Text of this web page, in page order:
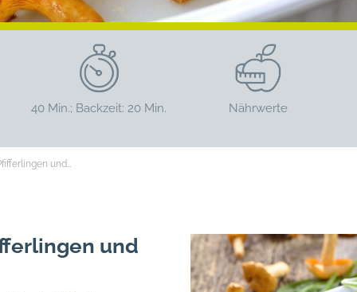
40 Min.; Backzeit: 20 Min. Nährwerte
und…
und